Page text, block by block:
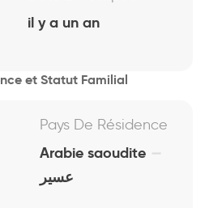
il y a un an
et Statut Familial
Pays De Résidence
Arabie saoudite
عسير